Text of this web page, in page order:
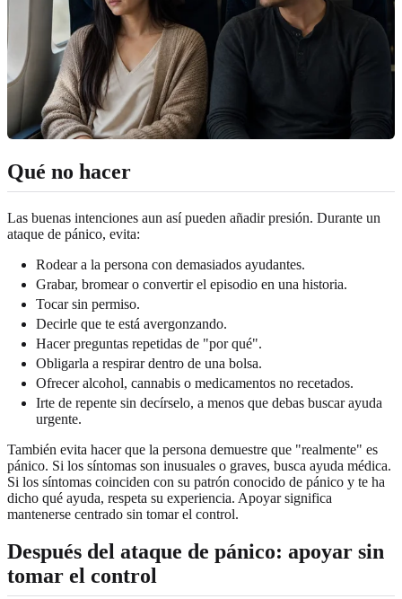
Qué no hacer
Las buenas intenciones aun así pueden añadir presión. Durante un
ataque de pánico, evita:
Rodear a la persona con demasiados ayudantes.
Grabar, bromear o convertir el episodio en una historia.
Tocar sin permiso.
Decirle que te está avergonzando.
Hacer preguntas repetidas de "por qué".
Obligarla a respirar dentro de una bolsa.
Ofrecer alcohol, cannabis o medicamentos no recetados.
Irte de repente sin decírselo, a menos que debas buscar ayuda
urgente.
También evita hacer que la persona demuestre que "realmente" es
pánico. Si los síntomas son inusuales o graves, busca ayuda médica.
Si los síntomas coinciden con su patrón conocido de pánico y te ha
dicho qué ayuda, respeta su experiencia. Apoyar significa
mantenerse centrado sin tomar el control.
Después del ataque de pánico: apoyar sin
tomar el control